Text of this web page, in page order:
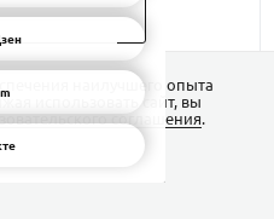
наилучшего опыта
использовать сайт, вы
соглашения.